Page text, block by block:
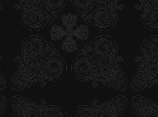
ット中継決定！！
レーレポート第6弾更新！
リレーレポート第5弾更新！
リレーレポート第4弾更新！